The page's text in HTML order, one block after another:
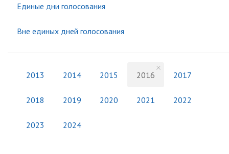
Единые дни голосования
Вне единых дней голосования
2013 2014 2015 2016 2017
2018 2019 2020 2021 2022
2023 2024